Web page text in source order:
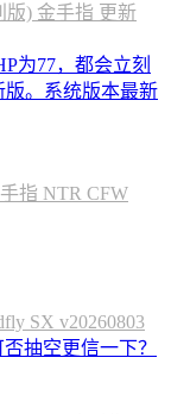
版) 金手指 更新
为77，都会立刻
。系统版本最新
指 NTR CFW
SX v20260803
抽空更信一下？